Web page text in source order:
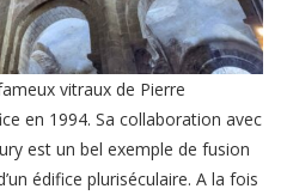
vitraux de Pierre
en 1994. Sa collaboration avec
est un bel exemple de fusion
édifice pluriséculaire. A la fois